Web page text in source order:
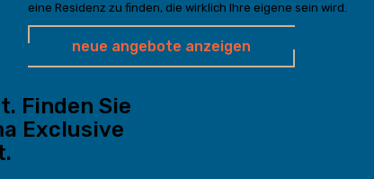
eine Residenz zu finden, die wirklich Ihre eigene sein wird.
neue angebote anzeigen
Finden Sie
Exclusive